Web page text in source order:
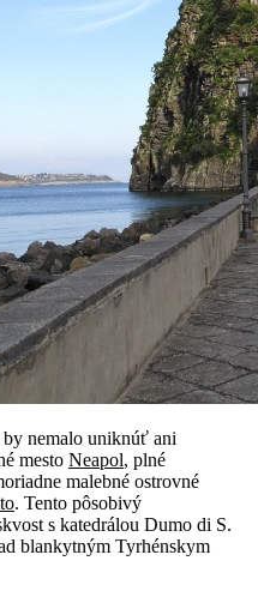
by nemalo uniknúť ani
mesto Neapol, plné
malebné ostrovné
. Tento pôsobivý
s katedrálou Dumo di S.
blankytným Tyrhénskym